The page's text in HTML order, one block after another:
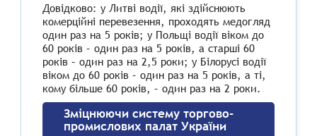
Довідково: у Литві водії, які здійснюють
комерційні перевезення, проходять медогляд
один раз на 5 років; у Польщі водії віком до
60 років – один раз на 5 років, а старші 60
років – один раз на 2,5 роки; у Білорусі водії
віком до 60 років – один раз на 5 років, а ті,
кому більше 60 років, – один раз на 2 роки.
Зміцнюючи систему торгово-
промислових палат України